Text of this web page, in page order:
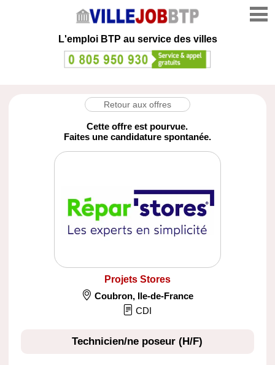
L'emploi BTP au service des villes
Retour aux offres
Cette offre est pourvue.
Faites une candidature spontanée.
Projets Stores
Coubron, Ile-de-France
CDI
Technicien/ne poseur (H/F)